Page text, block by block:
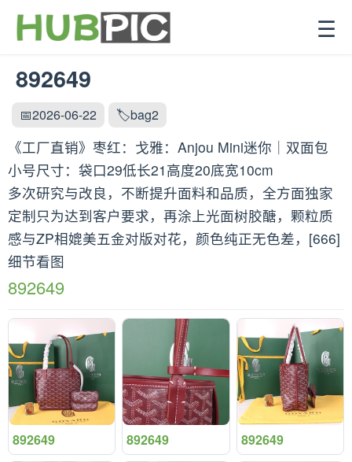
☰
892649
📅2026-06-22 🏷️bag2
《工厂直销》枣红：戈雅：Anjou Mini迷你｜双面包
小号尺寸：袋口29低长21高度20底宽10cm
多次研究与改良，不断提升面料和品质，全方面独家
定制只为达到客户要求，再涂上光面树胶醣，颗粒质
感与ZP相媲美五金对版对花，颜色纯正无色差，[666]
细节看图
892649
892649 892649 892649